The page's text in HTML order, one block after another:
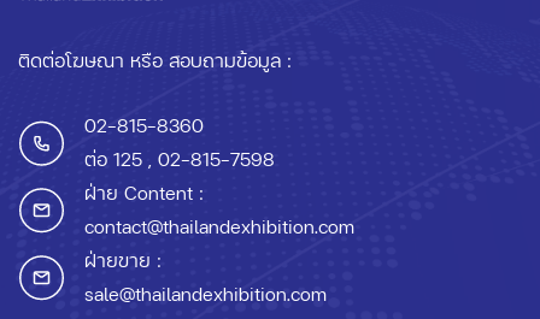
ติดต่อโฆษณา หรือ สอบถามข้อมูล :
02-815-8360
ต่อ 125 , 02-815-7598
ฝ่าย Content :
contact@thailandexhibition.com
ฝ่ายขาย :
sale@thailandexhibition.com